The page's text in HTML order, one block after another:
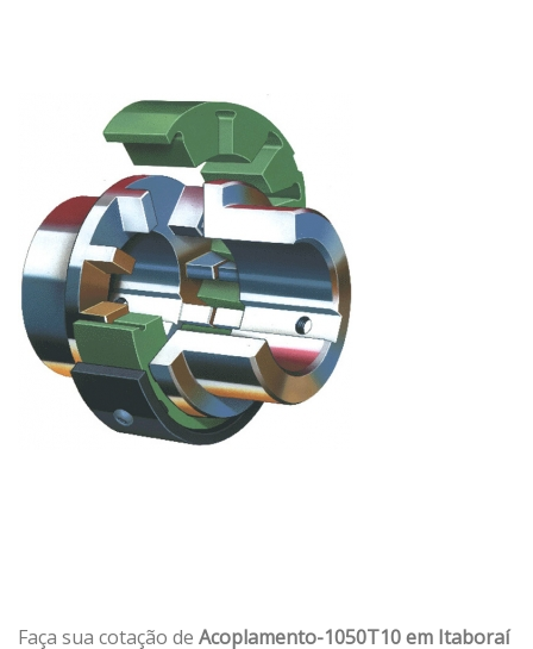
Faça sua cotação de Acoplamento-1050T10 em Itaboraí